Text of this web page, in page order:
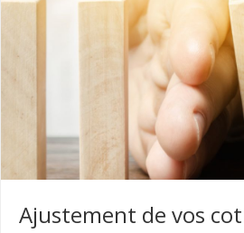
Ajustement de vos